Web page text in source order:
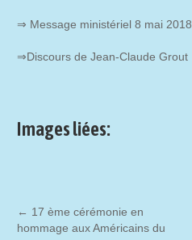
⇒ Message ministériel 8 mai 2018
⇒Discours de Jean-Claude Grout
Images liées:
← 17 ème cérémonie en
hommage aux Américains du